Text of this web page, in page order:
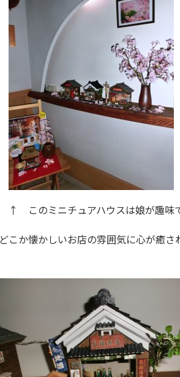
↑ このミニチュアハウスは娘が趣味
どこか懐かしいお店の雰囲気に心が癒さ